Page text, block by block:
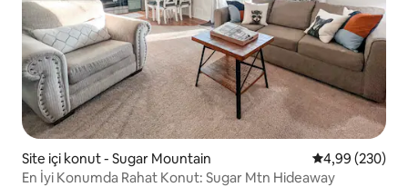
Site içi konut - Sugar Mountain 5 üzerinden
4,99 (230)
En İyi Konumda Rahat Konut: Sugar Mtn Hideaway